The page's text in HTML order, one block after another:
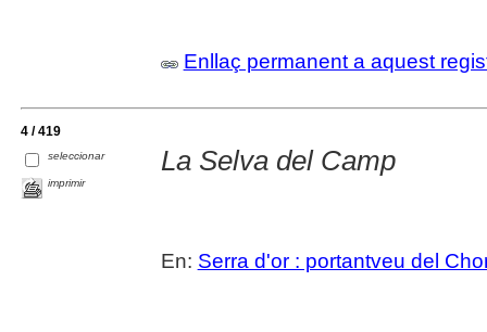
Enllaç permanent a aquest
4 / 419
seleccionar
imprimir
La Selva del Camp
En: Serra d'or : portantveu del